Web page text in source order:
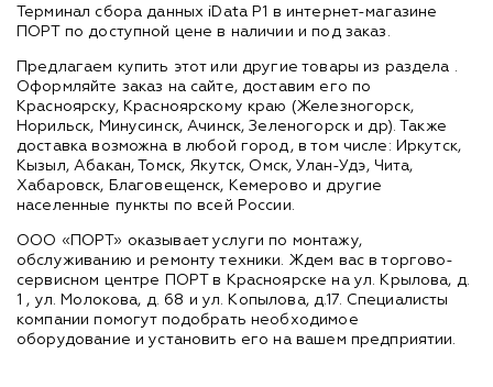
Терминал сбора данных iData P1 в интернет-магазине
ПОРТ по доступной цене в наличии и под заказ.
Предлагаем купить этот или другие товары из раздела .
Оформляйте заказ на сайте, доставим его по
Красноярску, Красноярскому краю (Железногорск,
Норильск, Минусинск, Ачинск, Зеленогорск и др). Также
доставка возможна в любой город, в том числе: Иркутск,
Кызыл, Абакан, Томск, Якутск, Омск, Улан-Удэ, Чита,
Хабаровск, Благовещенск, Кемерово и другие
населенные пункты по всей России.
ООО «ПОРТ» оказывает услуги по монтажу,
обслуживанию и ремонту техники. Ждем вас в торгово-
сервисном центре ПОРТ в Красноярске на ул. Крылова, д.
1 , ул. Молокова, д. 68 и ул. Копылова, д.17. Специалисты
компании помогут подобрать необходимое
оборудование и установить его на вашем предприятии.